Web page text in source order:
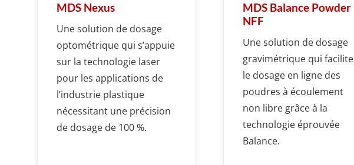
MDS Nexus
Une solution de dosage
optométrique qui s’appuie
sur la technologie laser
pour les applications de
l’industrie plastique
nécessitant une précision
de dosage de 100 %.
MDS Balance Powder
NFF
Une solution de dosage
gravimétrique qui facilite
le dosage en ligne des
poudres à écoulement
non libre grâce à la
technologie éprouvée
Balance.